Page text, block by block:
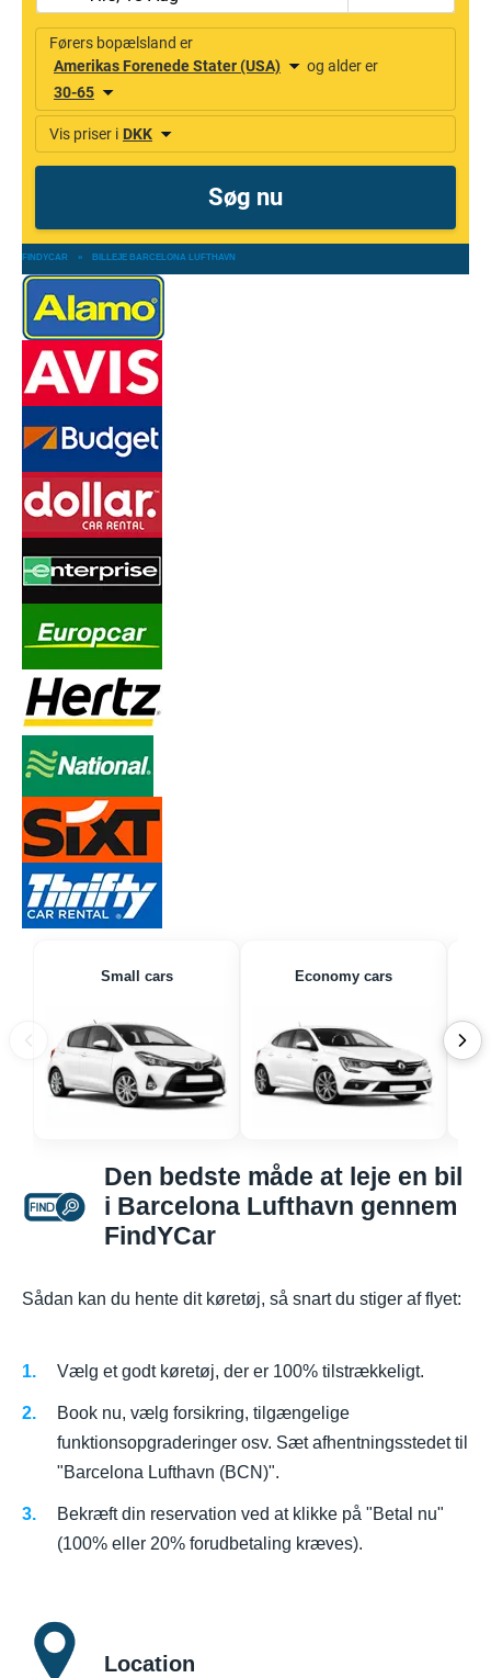
FINDYCAR » BILLEJE BARCELONA LUFTHAVN
Small cars Economy cars
Den bedste måde at leje en bil
i Barcelona Lufthavn gennem
FindYCar
Sådan kan du hente dit køretøj, så snart du stiger af flyet:
Vælg et godt køretøj, der er 100% tilstrækkeligt.
Book nu, vælg forsikring, tilgængelige
funktionsopgraderinger osv. Sæt afhentningsstedet til
"Barcelona Lufthavn (BCN)".
Bekræft din reservation ved at klikke på "Betal nu"
(100% eller 20% forudbetaling kræves).
Location